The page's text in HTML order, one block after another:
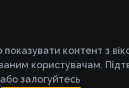
контент з
користувачам.
або залогуйтесь